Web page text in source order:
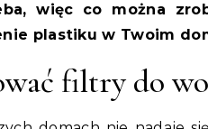
więc co można
plastiku w Twoim
filtry do